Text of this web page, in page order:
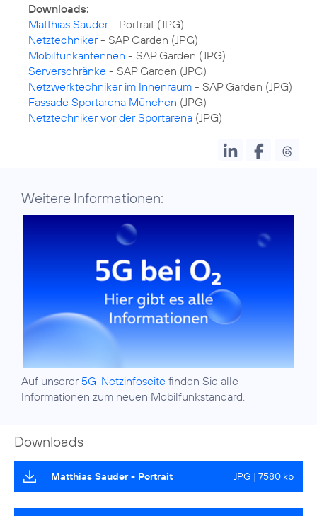
Downloads:
Matthias Sauder
Netztechniker
Mobilfunkantennen
Serverschränke
Netzwerktechniker im Innenraum
Fassade Sportarena München
Netztechniker vor der Sportarena (JPG)
Weitere Informationen:
Auf unserer 5G-Netzinfoseite finden Sie alle
Informationen zum neuen Mobilfunkstandard.
Downloads
Matthias Sauder - Portrait JPG | 7580 kb